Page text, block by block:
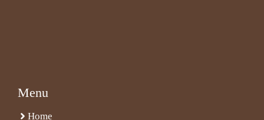
Menu
Home